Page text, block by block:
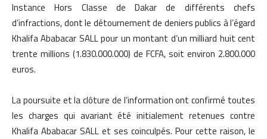
Instance Hors Classe de Dakar de différents chefs
d’infractions, dont le détournement de deniers publics à l’égard
Khalifa Ababacar SALL pour un montant d’un milliard huit cent
trente millions (1.830.000.000) de FCFA, soit environ 2.800.000
euros.
La poursuite et la clôture de l’information ont confirmé toutes
les charges qui avariant été initialement retenues contre
Khalifa Ababacar SALL et ses coinculpés. Pour cette raison, le